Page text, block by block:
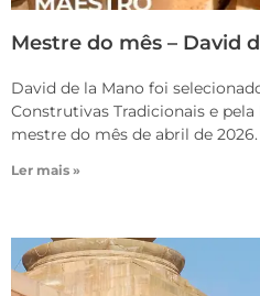
Mestre do mês – David
David de la Mano foi
Construtivas Tradicionais e pela
mestre do mês de abril de
Ler mais »